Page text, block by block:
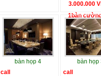
3.000.000
1bàn
bàn họp 4
call
bàn họp
call